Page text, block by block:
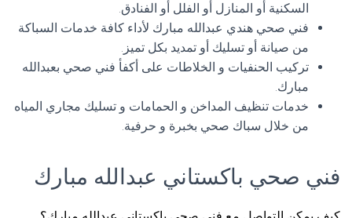
السكنية أو المنازل أو الفلل أو الفنادق.
فني صحي هندي عبدالله مبارك لأداء كافة خدمات السباكة
من صيانة أو تسليك أو تمديد بكل تميز.
تركيب الحنفيات و الخلاطات على أكفأ فني صحي بعبدالله
مبارك.
خدمات تنظيف المداخن و الحمامات و تسليك مجاري المياه
من خلال سباك صحي بخبرة و حرفية.
فني صحي باكستاني عبدالله مبارك